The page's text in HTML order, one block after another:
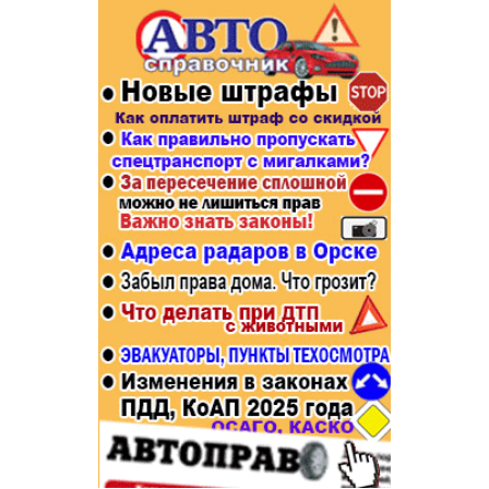
Афиша
Строительство и ремонт
Авто и мото
Рестораны, кафе, бары
Спорт Фитнес
Недвижимость
Красота Косметология
Телекоммуникации и связь
Торговля
Бизнес и финансы
Юристы, Экспертиза, Страхование
Ремонт
Социальные организации
Это интересно
Администрация
Популярное →
Строительство и ремонт